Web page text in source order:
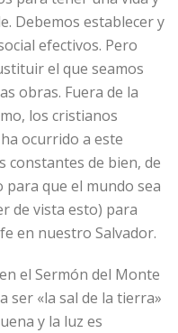
Debemos establecer y
efectivos. Pero
el que seamos
obras. Fuera de la
los cristianos
ocurrido a este
constantes de bien, de
que el mundo sea
de vista esto) para
en nuestro Salvador.
el Sermón del Monte
ser «la sal de la tierra»
y la luz es